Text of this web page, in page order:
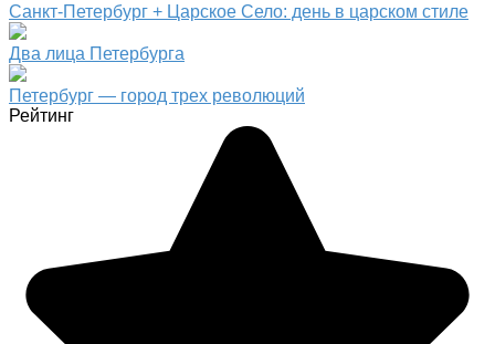
Санкт-Петербург + Царское Село: день в царском стиле
Два лица Петербурга
Петербург — город трех революций
Рейтинг